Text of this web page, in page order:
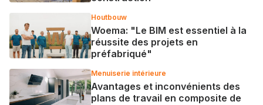
Houtbouw
Woema: "Le BIM est essentiel à la
réussite des projets en
préfabriqué"
Menuiserie intérieure
Avantages et inconvénients des
plans de travail en composite de